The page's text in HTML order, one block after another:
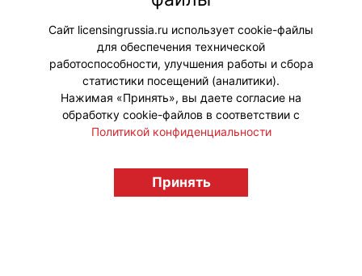
украшения в виде цветов из
кубиков.
#Коллаборации
licensingrussia.ru, 2009-2026 12+
Сайт licensingrussia.ru использует cookie-файлы
для обеспечения технической
работоспособности, улучшения работы и сбора
статистики посещений (аналитики).
Нажимая «Принять», вы даете согласие на
обработку cookie-файлов в соответствии с
Политикой конфиденциальности
Принять